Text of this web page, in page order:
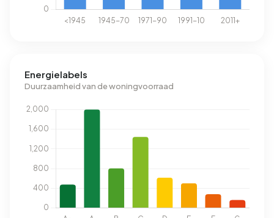
Energielabels
Duurzaamheid van de woningvoorraad